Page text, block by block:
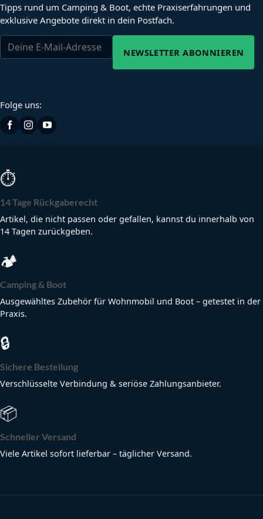
Tipps rund um Camping & Boot, echte Praxiserfahrungen und
exklusive Angebote direkt in dein Postfach.
NEWSLETTER ABONNIEREN
Folge uns:
⏱
14 Tage Rückgaberecht
Artikel, die nicht passen oder gefallen, kannst du innerhalb von
14 Tagen zurückgeben.
🏕
Camping & Boot
Ausgewähltes Zubehör für Wohnmobil und Boot – getestet in der
Praxis.
🔒
Sichere Bestellung
Verschlüsselte Verbindung & seriöse Zahlungsanbieter.
📦
Schneller Versand
Viele Artikel sofort lieferbar – täglicher Versand.